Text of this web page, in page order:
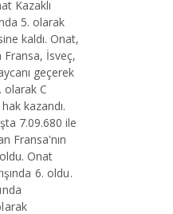
Kazaklı
5. olarak
kaldı. Onat,
Fransa, İsveç,
geçerek
olarak C
kazandı.
7.09.680 ile
Fransa'nın
Onat
6. oldu.